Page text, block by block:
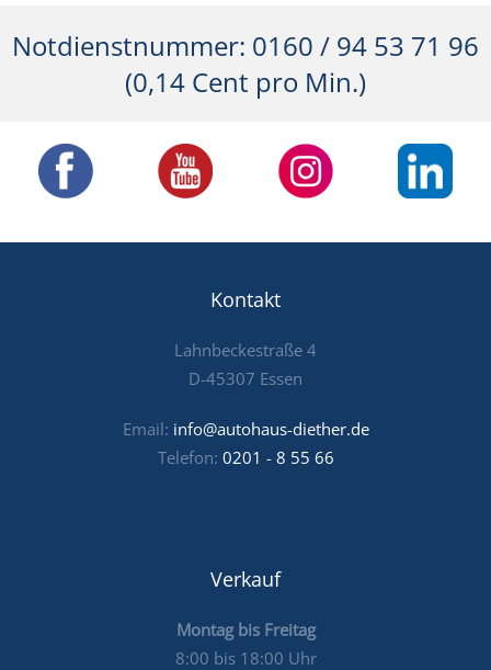
Notdienstnummer: 0160 / 94 53 71 96
(0,14 Cent pro Min.)
Kontakt
Lahnbeckestraße 4
D-45307 Essen
Email: info@autohaus-diether.de
Telefon: 0201 - 8 55 66
Verkauf
Montag bis Freitag
8:00 bis 18:00 Uhr